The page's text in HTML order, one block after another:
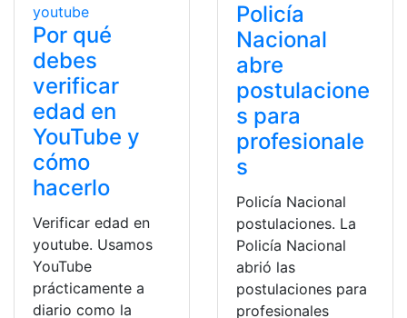
Por qué
debes
verificar
edad en
YouTube y
cómo
hacerlo
Verificar edad en
youtube. Usamos
YouTube
prácticamente a
diario como la
Policía
Nacional
abre
postulacione
s para
profesionale
s
Policía Nacional
postulaciones. La
Policía Nacional
abrió las
postulaciones para
profesionales